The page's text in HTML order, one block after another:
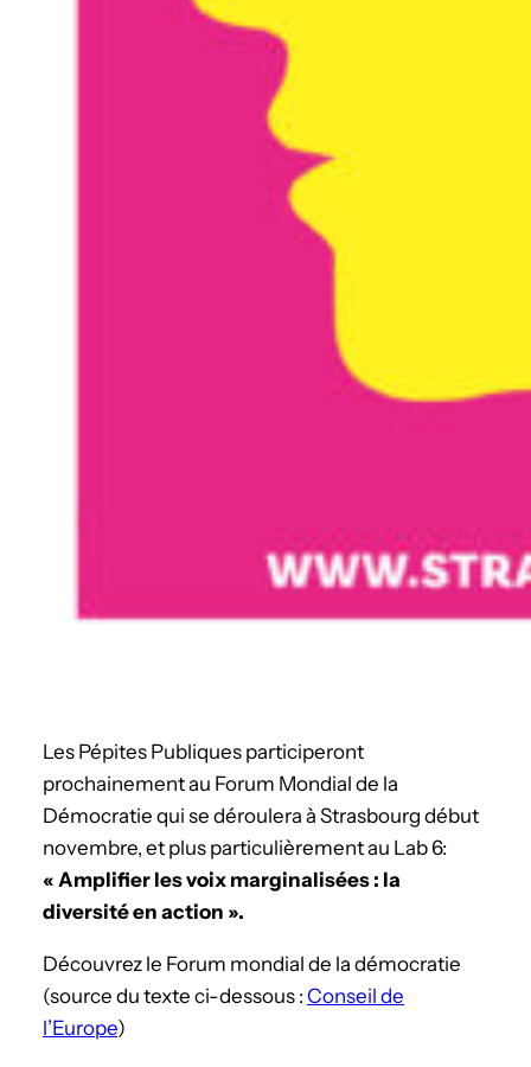
Les Pépites Publiques participeront
prochainement au Forum Mondial de la
Démocratie qui se déroulera à Strasbourg début
novembre, et plus particulièrement au Lab 6:
« Amplifier les voix marginalisées : la
diversité en action ».
Découvrez le Forum mondial de la démocratie
(source du texte ci-dessous : Conseil de
l’Europe)